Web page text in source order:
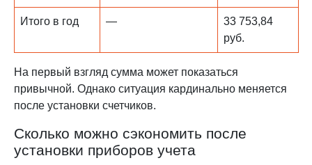
Итого в год —
33 753,84
руб.
На первый взгляд сумма может показаться
привычной. Однако ситуация кардинально меняется
после установки счетчиков.
Сколько можно сэкономить после
установки приборов учета